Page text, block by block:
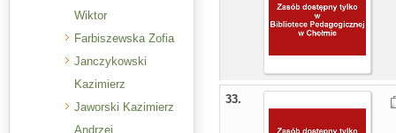
Wiktor
Farbiszewska Zofia
Janczykowski
Kazimierz
Jaworski Kazimierz
Andrzej
33.